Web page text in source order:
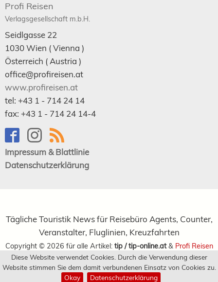
Diese Website verwendet Cookies. Durch die Verwendung dieser
Website stimmen Sie dem damit verbundenen Einsatz von Cookies zu.
Okay
Datenschutzerklärung
Profi Reisen
Verlagsgesellschaft m.b.H.
Seidlgasse 22
1030Wien ( Vienna )
Österreich ( Austria )
office@profireisen.at
www.profireisen.at
tel: +43 1 - 714 24 14
fax: +43 1 - 714 24 14-4
Impressum & Blattlinie
Datenschutzerklärung
Tägliche Touristik News für Reisebüro Agents, Counter,
Veranstalter, Fluglinien, Kreuzfahrten
Copyright © 2026 für alle Artikel: tip / tip-online.at& Profi Reisen
Verlagsgesellschaft m.b.H.